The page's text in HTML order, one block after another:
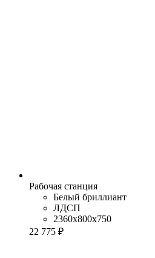
Рабочая станция
Белый бриллиант
ЛДСП
2360x800x750
22 775 ₽